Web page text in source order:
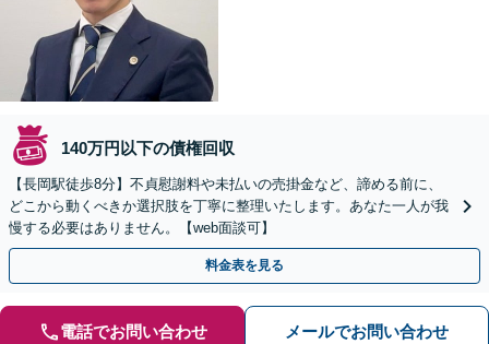
140万円以下の債権回収
【長岡駅徒歩8分】不貞慰謝料や未払いの売掛金など、諦める前に、
どこから動くべきか選択肢を丁寧に整理いたします。あなた一人が我
慢する必要はありません。【web面談可】
料金表を見る
電話でお問い合わせ メールでお問い合わせ